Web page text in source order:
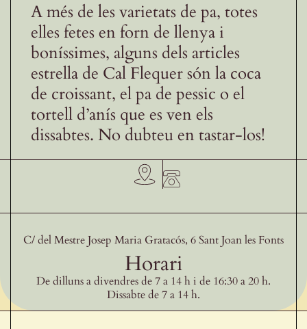
A més de les varietats de pa, totes
elles fetes en forn de llenya i
boníssimes, alguns dels articles
estrella de Cal Flequer són la coca
de croissant, el pa de pessic o el
tortell d’anís que es ven els
dissabtes. No dubteu en tastar-los!
C/ del Mestre Josep Maria Gratacós, 6 Sant Joan les Fonts
Horari
De dilluns a divendres de 7 a 14 h i de 16:30 a 20 h.
Dissabte de 7 a 14 h.